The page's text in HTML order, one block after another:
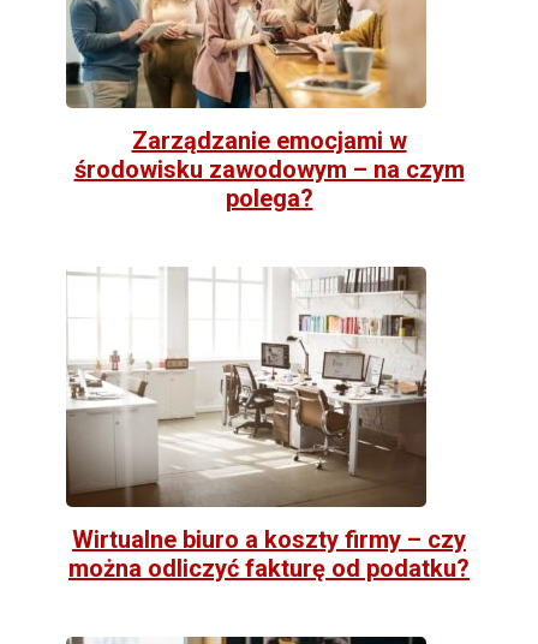
Zarządzanie emocjami w
środowisku zawodowym – na czym
polega?
Wirtualne biuro a koszty firmy – czy
można odliczyć fakturę od podatku?